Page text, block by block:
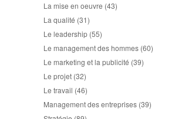
La mise en oeuvre (43)
La qualité (31)
Le leadership (55)
Le management des hommes (60)
Le marketing et la publicité (39)
Le projet (32)
Le travail (46)
Management des entreprises (39)